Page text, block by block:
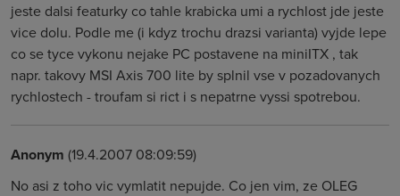
jeste dalsi featurky co tahle krabicka umi a rychlost jde jeste
vice dolu. Podle me (i kdyz trochu drazsi varianta) vyjde lepe
co se tyce vykonu nejake PC postavene na miniITX , tak
napr. takovy MSI Axis 700 lite by splnil vse v pozadovanych
rychlostech - troufam si rict i s nepatrne vyssi spotrebou.
Anonym (19.4.2007 08:09:59)
No asi z toho vic vymlatit nepujde. Co jen vim, ze OLEG